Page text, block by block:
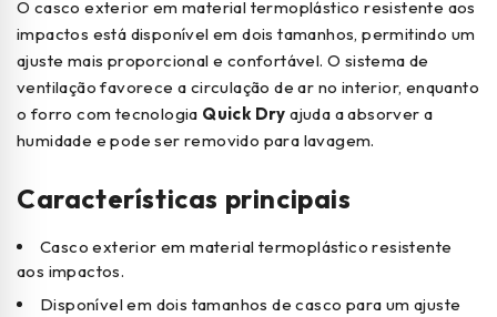
O casco exterior em material termoplástico resistente aos
impactos está disponível em dois tamanhos, permitindo um
ajuste mais proporcional e confortável. O sistema de
ventilação favorece a circulação de ar no interior, enquanto
o forro com tecnologia Quick Dry ajuda a absorver a
humidade e pode ser removido para lavagem.
Características principais
Casco exterior em material termoplástico resistente
aos impactos.
Disponível em dois tamanhos de casco para um ajuste